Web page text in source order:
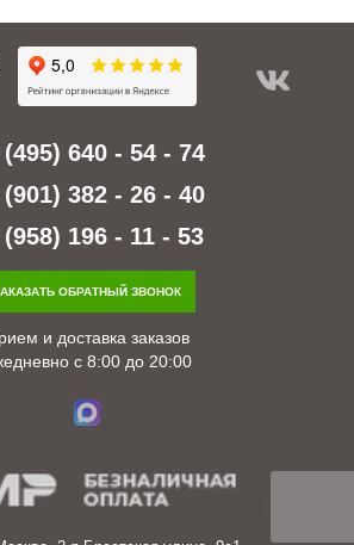
640 - 54 - 74
382 - 26 - 40
196 - 11 - 53
ОБРАТНЫЙ ЗВОНОК
и доставка заказов
с 8:00 до 20:00